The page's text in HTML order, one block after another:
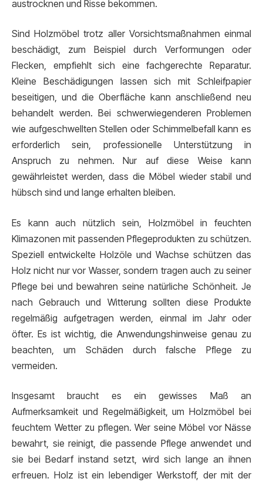
austrocknen und Risse bekommen.
Sind Holzmöbel trotz aller Vorsichtsmaßnahmen einmal
beschädigt, zum Beispiel durch Verformungen oder
Flecken, empfiehlt sich eine fachgerechte Reparatur.
Kleine Beschädigungen lassen sich mit Schleifpapier
beseitigen, und die Oberfläche kann anschließend neu
behandelt werden. Bei schwerwiegenderen Problemen
wie aufgeschwellten Stellen oder Schimmelbefall kann es
erforderlich sein, professionelle Unterstützung in
Anspruch zu nehmen. Nur auf diese Weise kann
gewährleistet werden, dass die Möbel wieder stabil und
hübsch sind und lange erhalten bleiben.
Es kann auch nützlich sein, Holzmöbel in feuchten
Klimazonen mit passenden Pflegeprodukten zu schützen.
Speziell entwickelte Holzöle und Wachse schützen das
Holz nicht nur vor Wasser, sondern tragen auch zu seiner
Pflege bei und bewahren seine natürliche Schönheit. Je
nach Gebrauch und Witterung sollten diese Produkte
regelmäßig aufgetragen werden, einmal im Jahr oder
öfter. Es ist wichtig, die Anwendungshinweise genau zu
beachten, um Schäden durch falsche Pflege zu
vermeiden.
Insgesamt braucht es ein gewisses Maß an
Aufmerksamkeit und Regelmäßigkeit, um Holzmöbel bei
feuchtem Wetter zu pflegen. Wer seine Möbel vor Nässe
bewahrt, sie reinigt, die passende Pflege anwendet und
sie bei Bedarf instand setzt, wird sich lange an ihnen
erfreuen. Holz ist ein lebendiger Werkstoff, der mit der